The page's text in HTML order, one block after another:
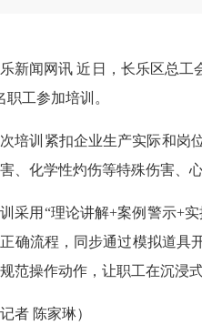
新闻网讯 近日，长乐区总工
职工参加培训。
培训紧扣企业生产实际和岗
、化学性灼伤等特殊伤害、
采用“理论讲解+案例警示+
确流程，同步通过模拟道具
范操作动作，让职工在沉浸
记者 陈家琳）